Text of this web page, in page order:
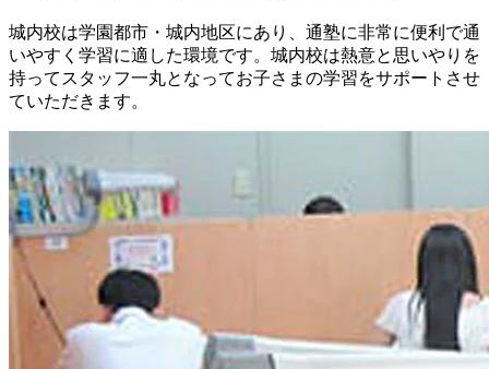
城内校は学園都市・城内地区にあり、通塾に非常に便利で通
いやすく学習に適した環境です。城内校は熱意と思いやりを
持ってスタッフ一丸となってお子さまの学習をサポートさせ
ていただきます。